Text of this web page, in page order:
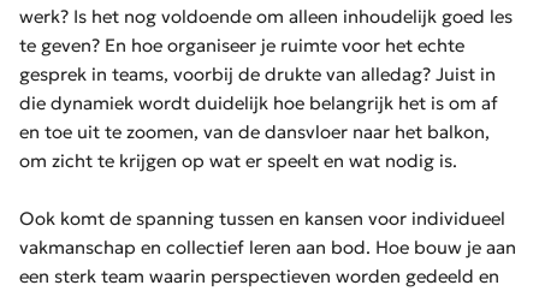
werk? Is het nog voldoende om alleen inhoudelijk goed les
te geven? En hoe organiseer je ruimte voor het echte
gesprek in teams, voorbij de drukte van alledag? Juist in
die dynamiek wordt duidelijk hoe belangrijk het is om af
en toe uit te zoomen, van de dansvloer naar het balkon,
om zicht te krijgen op wat er speelt en wat nodig is.
Ook komt de spanning tussen en kansen voor individueel
vakmanschap en collectief leren aan bod. Hoe bouw je aan
een sterk team waarin perspectieven worden gedeeld en